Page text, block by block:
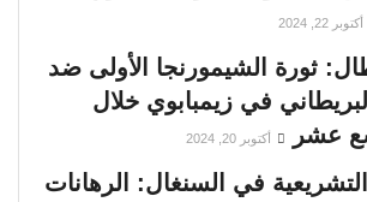
أكتوبر 22, 2024
ثورة الشيمورنجا الأولى ضد
في زيمبابوي خلال
عشر
أكتوبر 20, 2024
التشريعية في السنغال: الرهانات